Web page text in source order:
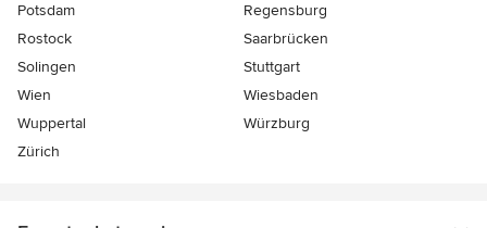
Potsdam
Regensburg
Rostock
Saarbrücken
Solingen
Stuttgart
Wien
Wiesbaden
Wuppertal
Würzburg
Zürich